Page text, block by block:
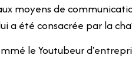
moyens de
a été consacrée par la
le Youtubeur